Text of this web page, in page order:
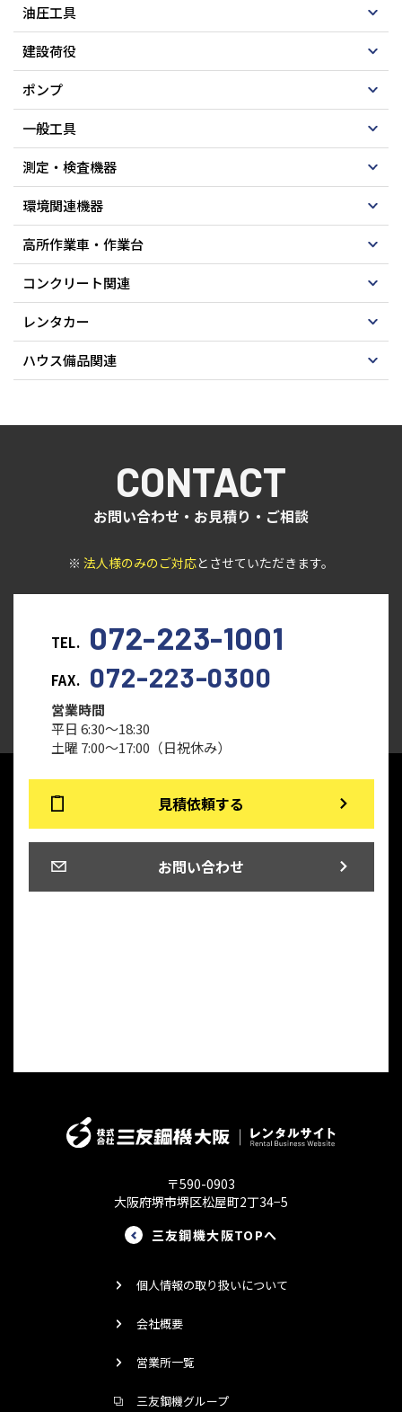
油圧工具
建設荷役
ポンプ
一般工具
測定・検査機器
環境関連機器
高所作業車・作業台
コンクリート関連
レンタカー
ハウス備品関連
CONTACT
お問い合わせ・お見積り・ご相談
※ 法人様のみのご対応とさせていただきます。
TEL. 072-223-1001
FAX. 072-223-0300
営業時間
平日 6:30～18:30
土曜 7:00～17:00（日祝休み）
見積依頼する
お問い合わせ
〒590-0903
大阪府堺市堺区松屋町2丁34−5
三友鋼機大阪TOPへ
個人情報の取り扱いについて
会社概要
営業所一覧
三友鋼機グループ